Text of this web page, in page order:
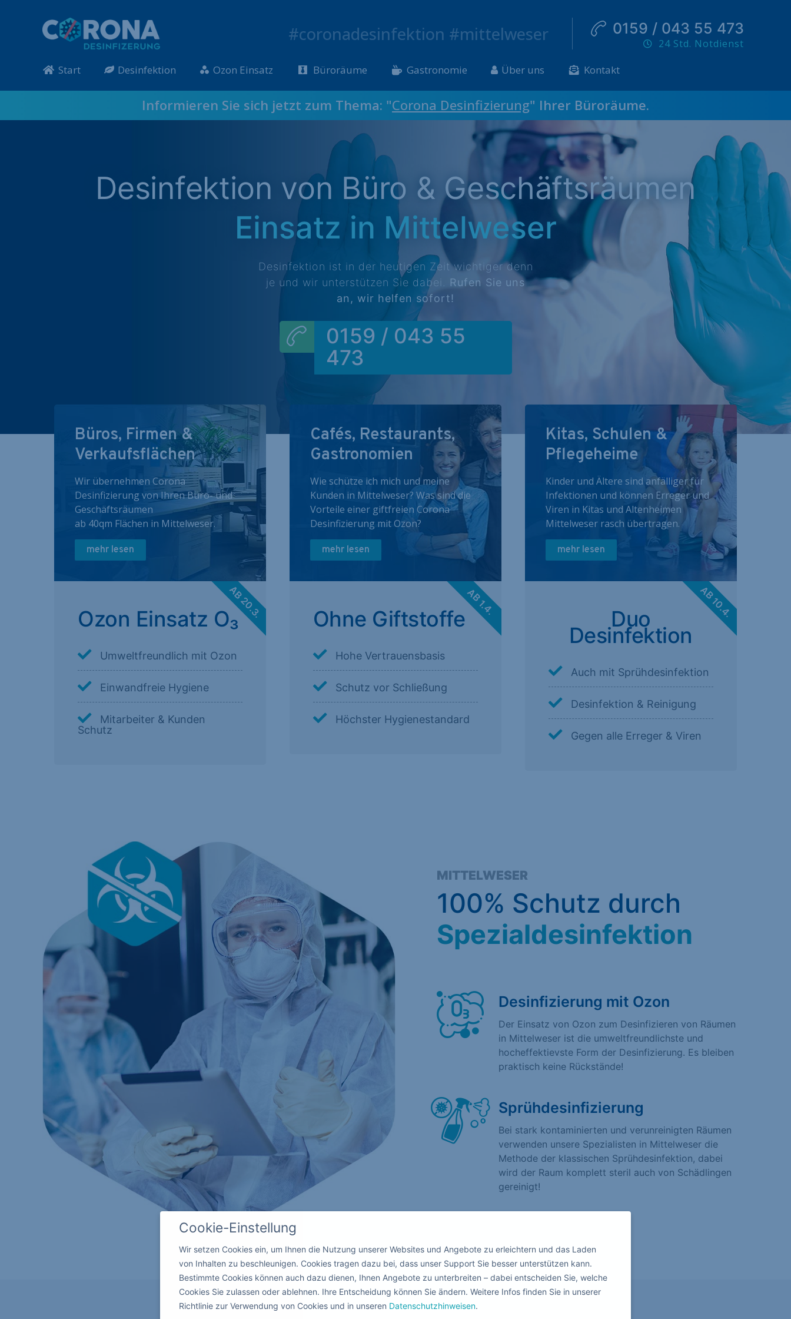
#coronadesinfektion #mittelweser 0159 / 043 55 473
24 Std. Notdienst
Start Desinfektion Ozon Einsatz Büroräume Gastronomie Über uns Kontakt
Informieren Sie sich jetzt zum Thema: "Corona Desinfizierung" Ihrer Büroräume.
Desinfektion von Büro & Geschäftsräumen
Einsatz in Mittelweser
Desinfektion ist in der heutigen Zeit wichtiger denn
je und wir unterstützen Sie dabei. Rufen Sie uns
an, wir helfen sofort!
0159 / 043 55
473
Büros, Firmen &
Verkaufsflächen
Wir übernehmen Corona
Desinfizierung von Ihren Büro- und
Geschäftsräumen
ab 40qm Flächen in Mittelweser.
mehr lesen
Ozon Einsatz O₃
Umweltfreundlich mit Ozon
Einwandfreie Hygiene
Mitarbeiter & Kunden
Schutz
AB 20.3.
Cafés, Restaurants,
Gastronomien
Wie schütze ich mich und meine
Kunden in Mittelweser? Was sind die
Vorteile einer giftfreien Corona
Desinfizierung mit Ozon?
mehr lesen
Ohne Giftstoffe
Hohe Vertrauensbasis
Schutz vor Schließung
Höchster Hygienestandard
AB 1.4.
Kitas, Schulen &
Pflegeheime
Kinder und Ältere sind anfälliger für
Infektionen und können Erreger und
Viren in Kitas und Altenheimen
Mittelweser rasch übertragen.
mehr lesen
Duo
Desinfektion
Auch mit Sprühdesinfektion
Desinfektion & Reinigung
Gegen alle Erreger & Viren
AB 10.4.
MITTELWESER
100% Schutz durch
Spezialdesinfektion
Desinfizierung mit Ozon
Der Einsatz von Ozon zum Desinfizieren von Räumen
in Mittelweser ist die umweltfreundlichste und
hocheffektievste Form der Desinfizierung. Es bleiben
praktisch keine Rückstände!
Sprühdesinfizierung
Bei stark kontaminierten und verunreinigten Räumen
verwenden unsere Spezialisten in Mittelweser die
Methode der klassischen Sprühdesinfektion, dabei
wird der Raum komplett steril auch von Schädlingen
gereinigt!
Cookie-Einstellung
Wir setzen Cookies ein, um Ihnen die Nutzung unserer Websites und Angebote zu erleichtern und das Laden
von Inhalten zu beschleunigen. Cookies tragen dazu bei, dass unser Support Sie besser unterstützen kann.
Bestimmte Cookies können auch dazu dienen, Ihnen Angebote zu unterbreiten – dabei entscheiden Sie, welche
Cookies Sie zulassen oder ablehnen. Ihre Entscheidung können Sie ändern. Weitere Infos finden Sie in unserer
Richtlinie zur Verwendung von Cookies und in unseren Datenschutzhinweisen.